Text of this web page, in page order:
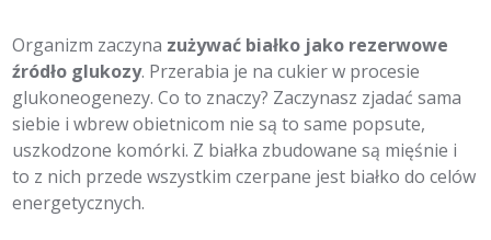
Organizm zaczyna zużywać białko jako rezerwowe
źródło glukozy. Przerabia je na cukier w procesie
glukoneogenezy. Co to znaczy? Zaczynasz zjadać sama
siebie i wbrew obietnicom nie są to same popsute,
uszkodzone komórki. Z białka zbudowane są mięśnie i
to z nich przede wszystkim czerpane jest białko do celów
energetycznych.